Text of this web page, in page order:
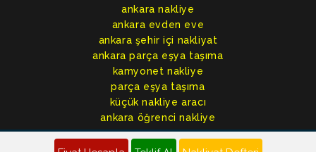
ankara nakliye
ankara evden eve
ankara şehir içi nakliyat
ankara parça eşya taşıma
kamyonet nakliye
parça eşya taşıma
küçük nakliye aracı
ankara öğrenci nakliye